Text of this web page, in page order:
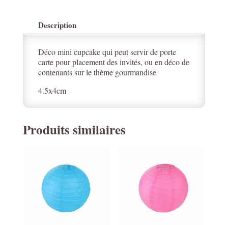
Description
Déco mini cupcake qui peut servir de porte
carte pour placement des invités, ou en déco de
contenants sur le thème gourmandise
4.5x4cm
Produits similaires